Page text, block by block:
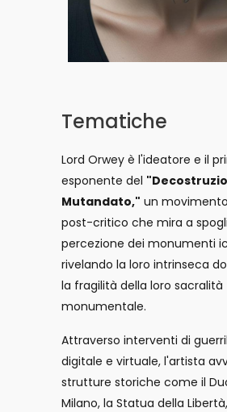
Tematiche
Lord Orwey è l'ideatore e il
esponente del
Mutandato," un
post-critico che mira a
percezione dei monumenti
rivelando la loro intrinseca
la fragilità della loro sacralità
monumentale.
Attraverso interventi di
digitale e virtuale, l'artista
strutture storiche come il
Milano, la Statua della